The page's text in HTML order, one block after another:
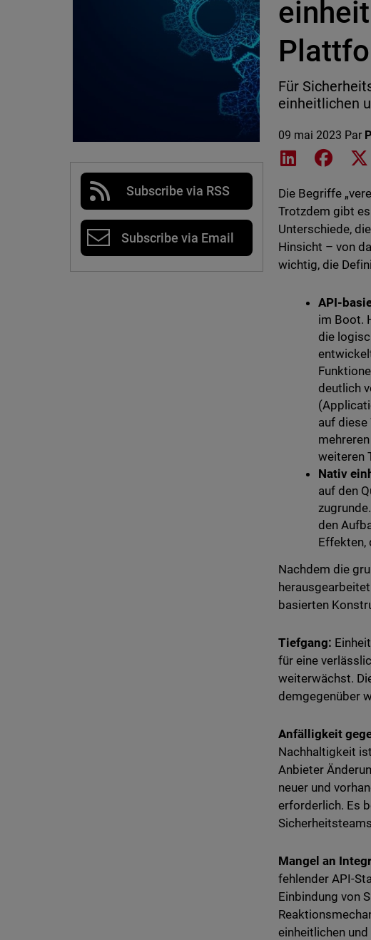
Subscribe via RSS
Subscribe via Email
Für
einheitlichen
09 mai 2023 Par
Share onShare
Die Begriffe
Trotzdem gibt
Unterschiede,
Hinsicht – von
wichtig, die
API-
im Boot.
die
deutlich
auf
weiteren
Nativ
auf den
den
Effekten,
Nachdem die
basierten
Tiefgang:
für eine
weiterwächst.
demgegenüber
Anfälligkeit
Nachhaltigkeit
Anbieter
neuer und
erforderlich. Es
Mangel an
fehlender API-
Einbindung von
einheitlichen